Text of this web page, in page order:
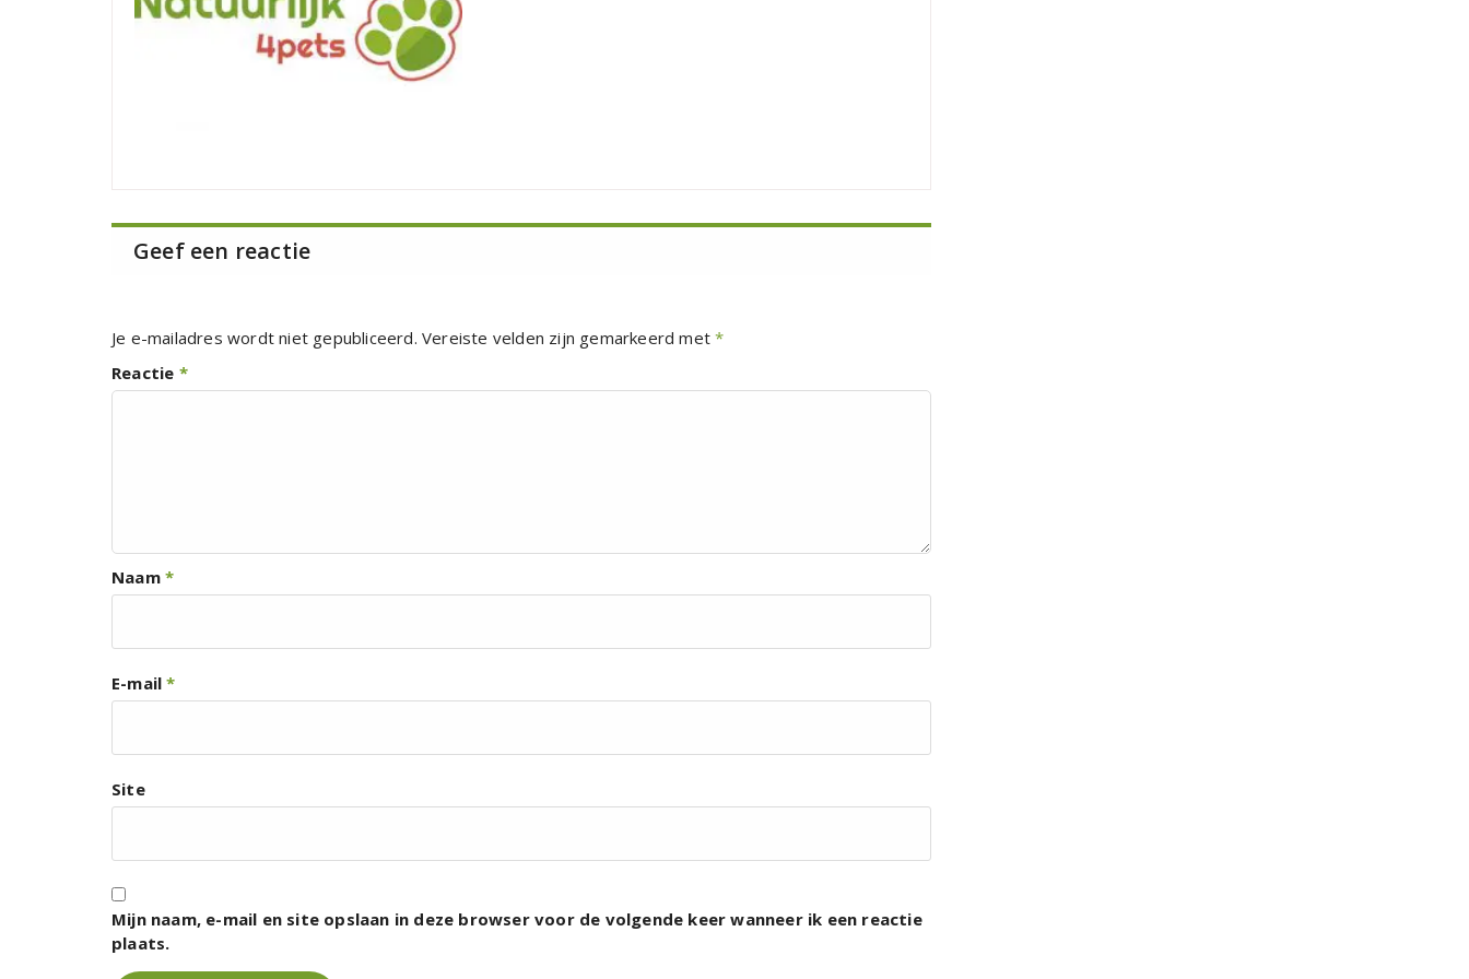
Geef een reactie
Je e-mailadres wordt niet gepubliceerd. Vereiste velden zijn gemarkeerd met*
Reactie *
Naam *
E-mail*
Site
Mijn naam, e-mail en site opslaan in deze browser voor de volgende keer wanneer ik een reactie
plaats.